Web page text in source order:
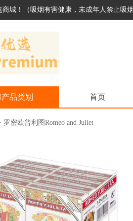
商城！（吸烟有害健康，未成年人禁止吸
品类别 首页
密欧普利图Romeo and Juliet